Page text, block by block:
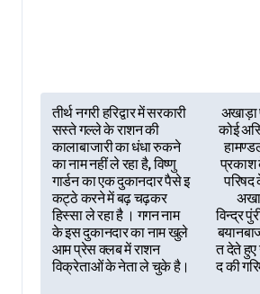
P
o
s
n
a
तीर्थ नगरी हरिद्वार में सरकारी
सस्ते गल्ले के राशन की
कालाबाजारी का धंधा रुकने
का नाम नहीं ले रहा है, विष्णु
गार्डन का एक दुकानदार पैसे इ
कट्ठे करने में बढ़ चढ़कर
हिस्सा ले रहा है । गगन नाम
के इस दुकानदार का नाम खुले
आम प्रेस क्लब में राशन
विक्रेताओं के नेता ले चुके है।
अखाड़ा
कोई
प्रकाश
परिषद
विन्द्र
त देते हुए
द की